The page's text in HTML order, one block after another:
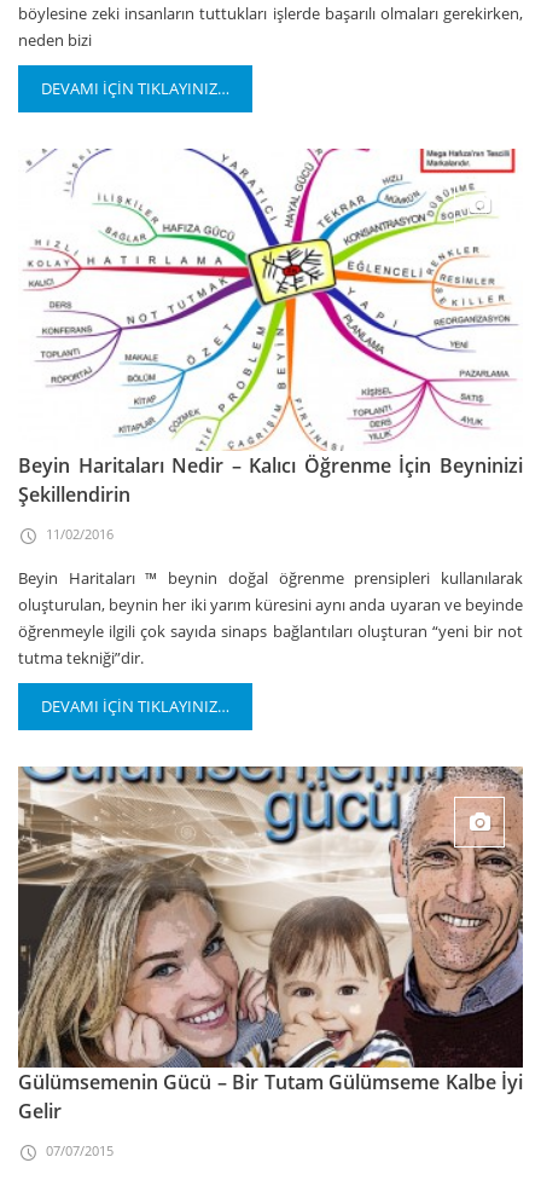
böylesine zeki insanların tuttukları işlerde başarılı olmaları gerekirken,
neden bizi
DEVAMI İÇİN TIKLAYINIZ…
Beyin Haritaları Nedir – Kalıcı Öğrenme İçin Beyninizi
Şekillendirin
11/02/2016
Beyin Haritaları ™ beynin doğal öğrenme prensipleri kullanılarak
oluşturulan, beynin her iki yarım küresini aynı anda uyaran ve beyinde
öğrenmeyle ilgili çok sayıda sinaps bağlantıları oluşturan “yeni bir not
tutma tekniği”dir.
DEVAMI İÇİN TIKLAYINIZ…
Gülümsemenin Gücü – Bir Tutam Gülümseme Kalbe İyi
Gelir
07/07/2015